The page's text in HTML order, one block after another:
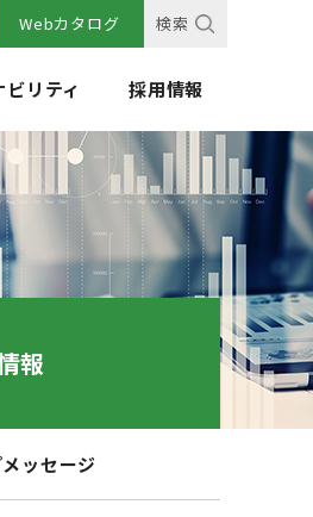
Webカタログ 検索
リティ 採用情報
報
メッセージ